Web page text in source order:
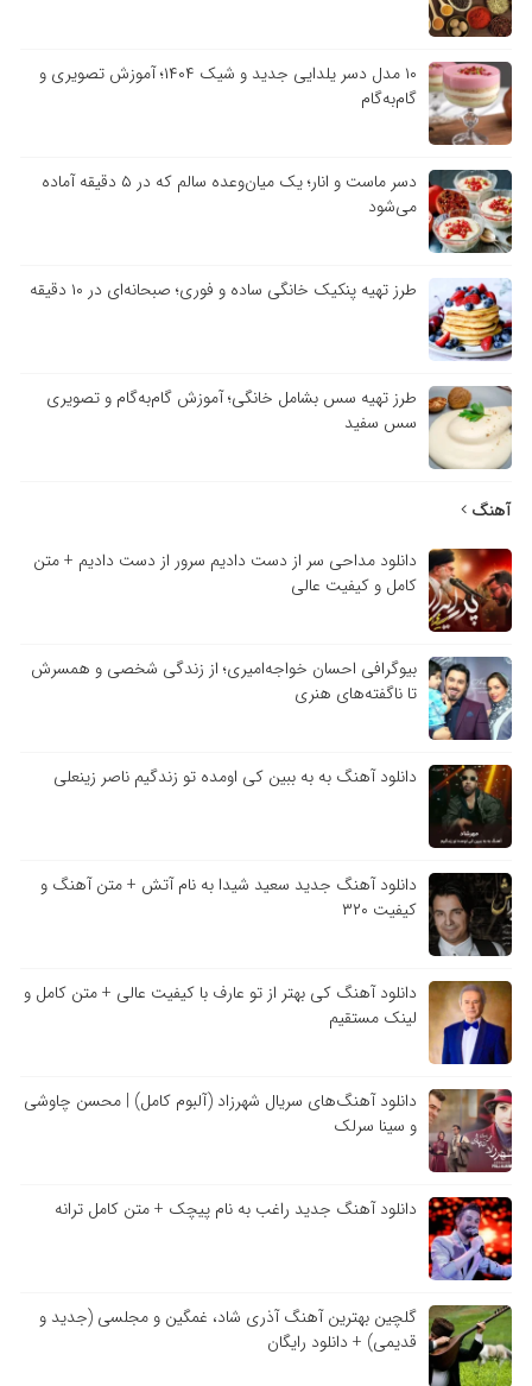
۱۰ مدل دسر یلدایی جدید و شیک ۱۴۰۴؛ آموزش تصویری و
گام‌به‌گام
دسر ماست و انار؛ یک میان‌وعده سالم که در ۵ دقیقه آماده
می‌شود
طرز تهیه پنکیک خانگی ساده و فوری؛ صبحانه‌ای در ۱۰ دقیقه
طرز تهیه سس بشامل خانگی؛ آموزش گام‌به‌گام و تصویری
سس سفید
آهنگ
دانلود مداحی سر از دست دادیم سرور از دست دادیم + متن
کامل و کیفیت عالی
بیوگرافی احسان خواجه‌امیری؛ از زندگی شخصی و همسرش
تا ناگفته‌های هنری
دانلود آهنگ به به ببین کی اومده تو زندگیم ناصر زینعلی
دانلود آهنگ جدید سعید شیدا به نام آتش + متن آهنگ و
کیفیت ۳۲۰
دانلود آهنگ کی بهتر از تو عارف با کیفیت عالی + متن کامل و
لینک مستقیم
دانلود آهنگ‌های سریال شهرزاد (آلبوم کامل) | محسن چاوشی
و سینا سرلک
دانلود آهنگ جدید راغب به نام پیچک + متن کامل ترانه
گلچین بهترین آهنگ آذری شاد، غمگین و مجلسی (جدید و
قدیمی) + دانلود رایگان